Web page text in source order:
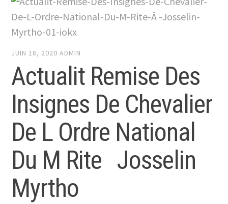
JUIN 18, 2020 ADMIN
Actualit Remise Des
Insignes De Chevalier
De L Ordre National
Du M Rite Josselin
Myrtho